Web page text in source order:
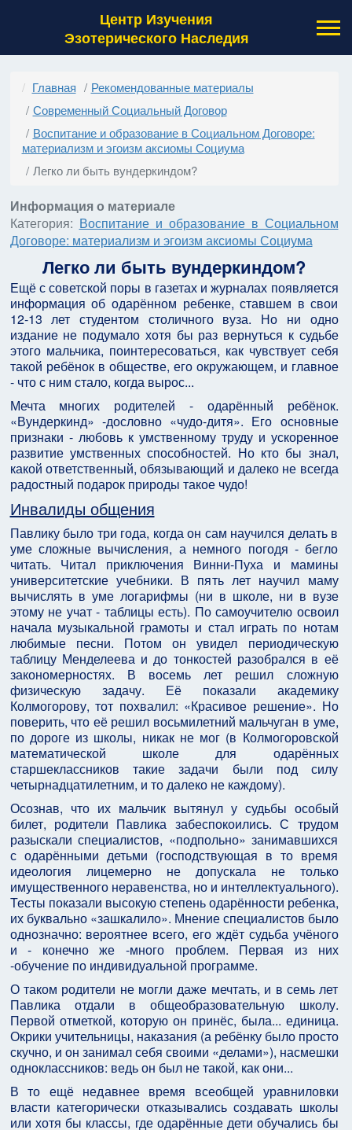
Центр Изучения
Эзотерического Наследия
Главная
Рекомендованные материалы
Современный Социальный Договор
Воспитание и образование в Социальном Договоре:
материализм и эгоизм аксиомы Социума
Легко ли быть вундеркиндом?
Информация о материале
Категория: Воспитание и образование в Социальном
Договоре: материализм и эгоизм аксиомы Социума
Легко ли быть вундеркиндом?
Ещё с советской поры в газетах и журналах появляется
информация об одарённом ребенке, ставшем в свои
12-13 лет студентом столичного вуза. Но ни одно
издание не подумало хотя бы раз вернуться к судьбе
этого мальчика, поинтересоваться, как чувствует себя
такой ребёнок в обществе, его окружающем, и главное
- что с ним стало, когда вырос...
Мечта многих родителей - одарённый ребёнок.
«Вундеркинд» -дословно «чудо-дитя». Его основные
признаки - любовь к умственному труду и ускоренное
развитие умственных способностей. Но кто бы знал,
какой ответственный, обязывающий и далеко не всегда
радостный подарок природы такое чудо!
Инвалиды общения
Павлику было три года, когда он сам научился делать в
уме сложные вычисления, а немного погодя - бегло
читать. Читал приключения Винни-Пуха и мамины
университетские учебники. В пять лет научил маму
вычислять в уме логарифмы (ни в школе, ни в вузе
этому не учат - таблицы есть). По самоучителю освоил
начала музыкальной грамоты и стал играть по нотам
любимые песни. Потом он увидел периодическую
таблицу Менделеева и до тонкостей разобрался в её
закономерностях. В восемь лет решил сложную
физическую задачу. Её показали академику
Колмогорову, тот похвалил: «Красивое решение». Но
поверить, что её решил восьмилетний мальчуган в уме,
по дороге из школы, никак не мог (в Колмогоровской
математической школе для одарённых
старшеклассников такие задачи были под силу
четырнадцатилетним, и то далеко не каждому).
Осознав, что их мальчик вытянул у судьбы особый
билет, родители Павлика забеспокоились. С трудом
разыскали специалистов, «подпольно» занимавшихся
с одарёнными детьми (господствующая в то время
идеология лицемерно не допускала не только
имущественного неравенства, но и интеллектуального).
Тесты показали высокую степень одарённости ребенка,
их буквально «зашкалило». Мнение специалистов было
однозначно: вероятнее всего, его ждёт судьба учёного
и - конечно же -много проблем. Первая из них
-обучение по индивидуальной программе.
О таком родители не могли даже мечтать, и в семь лет
Павлика отдали в общеобразовательную школу.
Первой отметкой, которую он принёс, была... единица.
Окрики учительницы, наказания (а ребёнку было просто
скучно, и он занимал себя своими «делами»), насмешки
одноклассников: ведь он был не такой, как они...
В то ещё недавнее время всеобщей уравниловки
власти категорически отказывались создавать школы
или хотя бы классы, где одарённые дети обучались бы